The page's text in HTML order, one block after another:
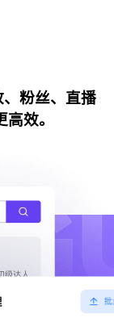
粉丝、直播
效。